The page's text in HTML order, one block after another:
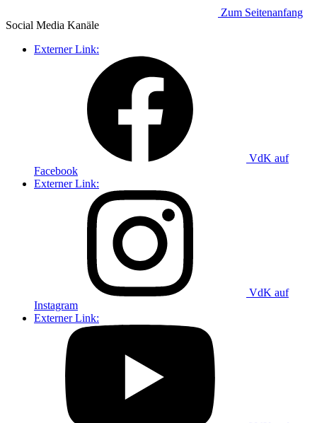
Zum Seitenanfang
Social Media Kanäle
Externer Link:
VdK auf
Facebook
Externer Link:
VdK auf
Instagram
Externer Link: